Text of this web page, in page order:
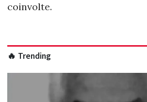
coinvolte.
🔥 Trending